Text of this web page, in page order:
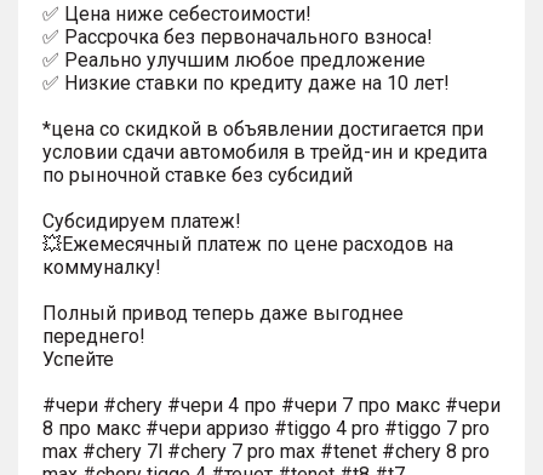
✅ Цена ниже себестоимости!
✅ Рассрочка без первоначального взноса!
✅ Реально улучшим любое предложение
✅ Низкие ставки по кредиту даже на 10 лет!
*цена со скидкой в объявлении достигается при
условии сдачи автомобиля в трейд-ин и кредита
по рыночной ставке без субсидий
Субсидируем платеж!
💥Ежемесячный платеж по цене расходов на
коммуналку!
Полный привод теперь даже выгоднее
переднего!
Успейте
#чери #chery #чери 4 про #чери 7 про макс #чери
8 про макс #чери арризо #tiggo 4 pro #tiggo 7 pro
max #chery 7l #chery 7 pro max #tenet #chery 8 pro